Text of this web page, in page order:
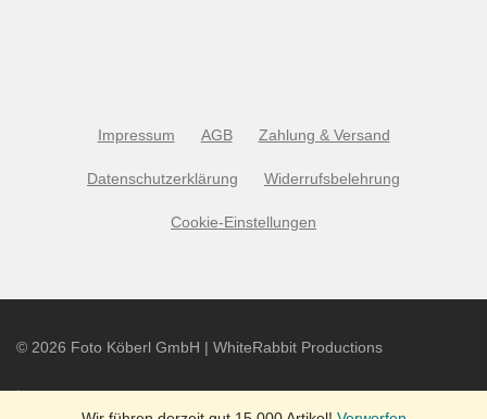
Impressum AGB Zahlung & Versand
Datenschutzerklärung Widerrufsbelehrung
Cookie-Einstellungen
© 2026 Foto Köberl GmbH | WhiteRabbit Productions